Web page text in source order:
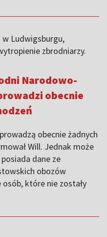
w Ludwigsburgu,
zbrodniarzy.
Narodowo-
obecnie
obecnie żadnych
Will. Jednak może
dane ze
obozów
które nie zostały